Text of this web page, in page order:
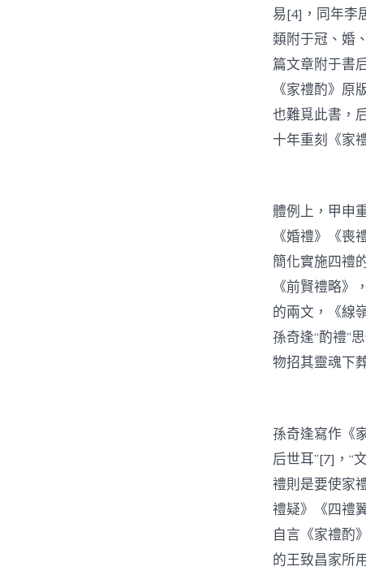
易[4]，同年李
類附于冠、婚
篇文章附于書
《家禮酌》
也難覓此書，
十年重刻《家
體例上，甲申
《婚禮》《
簡化實施四禮
《前賢禮略
的兩文，《線
孫奇逢“酌禮”
物招其靈魂下
孫奇逢寫作《
后世耳”[7]，“
禮則是要使家
禮疑》《四禮
自言《家禮酌
的王致昌家所